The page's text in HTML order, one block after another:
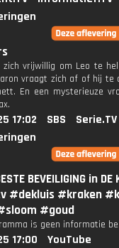
zich vrijwillig om Leo te
vraagt ​​zich af of hij te
En een mysterieuze
17:02 SBS
Serie.TV
BEVEILIGING in DE
#dekluis #kraken
#goud
is geen informatie
17:00
YouTube